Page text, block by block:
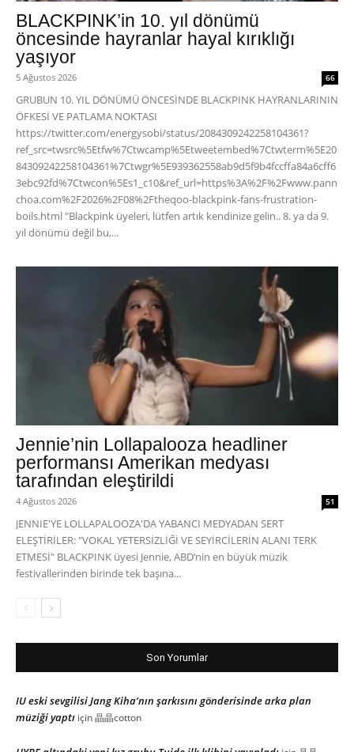
BLACKPINK’in 10. yıl dönümü
öncesinde hayranlar hayal kırıklığı
yaşıyor
5 Ağustos 2026 66
GRUBUN 10. YIL DÖNÜMÜ ÖNCESİNDE BLACKPINK HAYRANLARININ
ÖFKESİ VE PATLAMA NOKTASI
https://twitter.com/energysobi/status/2084309242258104361?
ref_src=twsrc%5Etfw%7Ctwcamp%5Etweetembed%7Ctwterm%5E20
84309242258104361%7Ctwgr%5E939362558ab9d5f9b4fccffa84a6cff6
3ebc92fd%7Ctwcon%5Es1_c10&ref_url=https%3A%2F%2Fwww.pann
choa.com%2F2026%2F08%2Ftheqoo-blackpink-fans-frustration-
boils.html "Blackpink üyeleri, lütfen artık kendinize gelin.. 8. ya da 9.
yıl dönümü değil bu,...
Jennie’nin Lollapalooza headliner
performansı Amerikan medyası
tarafından eleştirildi
4 Ağustos 2026 51
JENNIE'YE LOLLAPALOOZA'DA YABANCI MEDYADAN SERT
ELEŞTİRİLER: "VOKAL YETERSİZLİĞİ VE SEYİRCİLERİN ALANI TERK
ETMESİ" BLACKPINK üyesi Jennie, ABD’nin en büyük müzik
festivallerinden birinde tek başına...
Son Yorumlar
IU eski sevgilisi Jang Kiha’nın şarkısını gönderisinde arka plan
müziği yaptı için晶晶cotton